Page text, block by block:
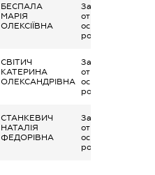
БЕСПАЛА
МАРІЯ
ОЛЕКСІЇВНА
Заробітна плата
отримана за
основним місцем
роботи
СВІТИЧ
КАТЕРИНА
ОЛЕКСАНДРІВНА
Заробітна плата
отримана за
основним місцем
роботи
СТАНКЕВИЧ
НАТАЛІЯ
ФЕДОРІВНА
Заробітна плата
отримана за
основним місцем
роботи